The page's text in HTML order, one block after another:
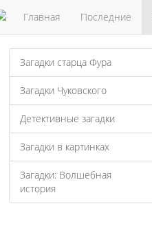
Главная Последние
Загадки старца Фура
Загадки Чуковского
Детективные загадки
Загадки в картинках
Загадки: Волшебная
история